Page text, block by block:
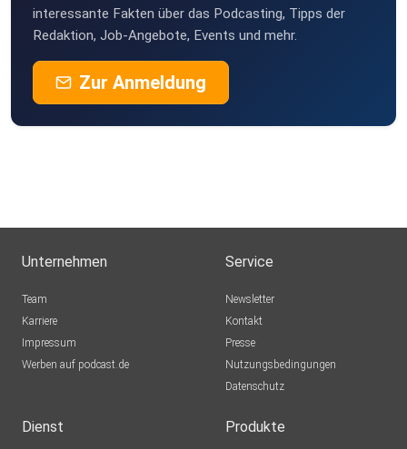
interessante Fakten über das Podcasting, Tipps der
Redaktion, Job-Angebote, Events und mehr.
Zur Anmeldung
Unternehmen
Team
Karriere
Impressum
Werben auf podcast.de
Service
Newsletter
Kontakt
Presse
Nutzungsbedingungen
Datenschutz
Dienst Produkte